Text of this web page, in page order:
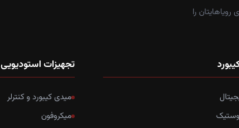
را
تجهیزات استودیویی
میدی کیبورد و کنترلر
میکروفون